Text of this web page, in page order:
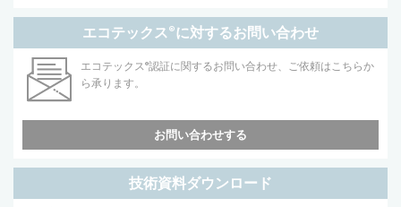
エコテックス®に対するお問い合わせ
エコテックス®認証に関するお問い合わせ、ご依頼はこちらか
ら承ります。
お問い合わせする
技術資料ダウンロード